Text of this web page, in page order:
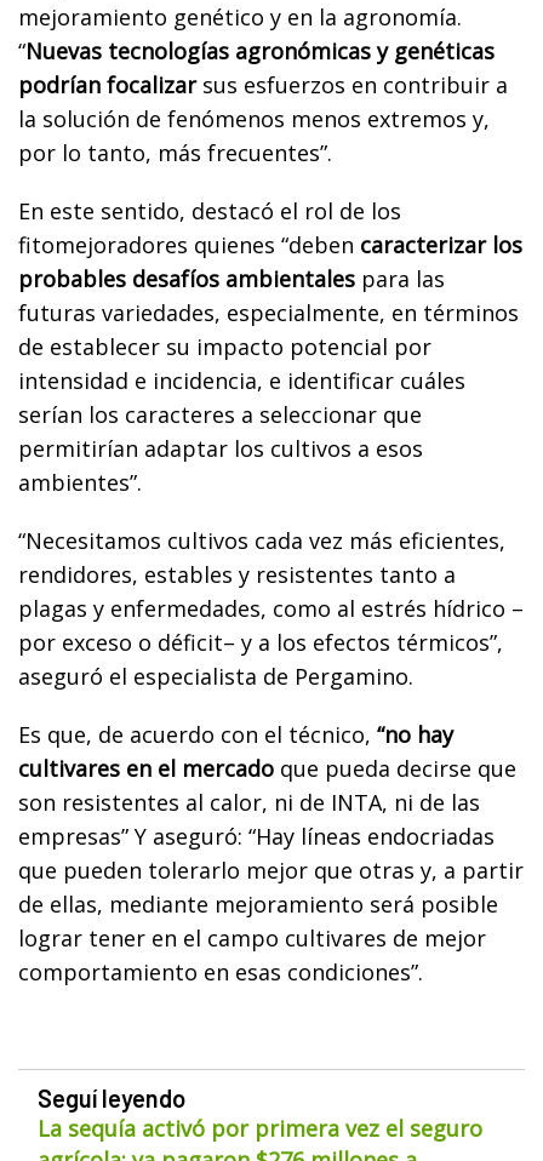
mejoramiento genético y en la agronomía.
“Nuevas tecnologías agronómicas y genéticas
podrían focalizarsus esfuerzos en contribuir a
la solución de fenómenos menos extremos y,
por lo tanto, más frecuentes”.
En este sentido, destacó el rol de los
fitomejoradores quienes “deben caracterizar los
probables desafíos ambientales para las
futuras variedades, especialmente, en términos
de establecer su impacto potencial por
intensidad e incidencia, e identificar cuáles
serían los caracteres a seleccionar que
permitirían adaptar los cultivos a esos
ambientes”.
“Necesitamos cultivos cada vez más eficientes,
rendidores, estables y resistentes tanto a
plagas y enfermedades, como al estrés hídrico –
por exceso o déficit– y a los efectos térmicos”,
aseguró el especialista de Pergamino.
Es que, de acuerdo con el técnico, “no hay
cultivares en el mercado que pueda decirse que
son resistentes al calor, ni de INTA, ni de las
empresas” Y aseguró: “Hay líneas endocriadas
que pueden tolerarlo mejor que otras y, a partir
de ellas, mediante mejoramiento será posible
lograr tener en el campo cultivares de mejor
comportamiento en esas condiciones”.
Seguí leyendo
La sequía activó por primera vez el seguro